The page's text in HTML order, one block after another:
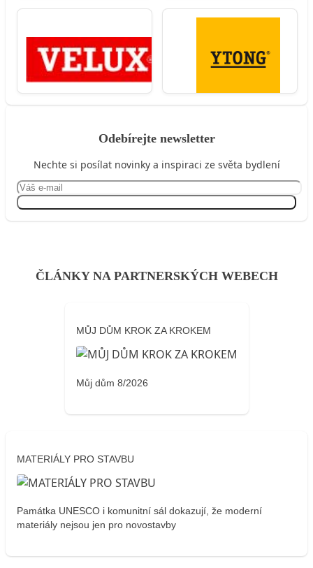
Odebírejte newsletter
Nechte si posílat novinky a inspiraci ze světa bydlení
ČLÁNKY NA PARTNERSKÝCH WEBECH
MŮJ DŮM KROK ZA KROKEM
Můj dům 8/2026
MATERIÁLY PRO STAVBU
Památka UNESCO i komunitní sál dokazují, že moderní
materiály nejsou jen pro novostavby